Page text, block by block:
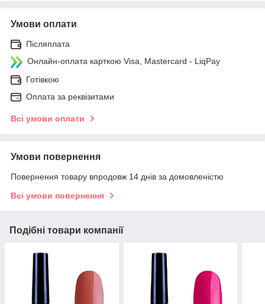
Умови оплати
Післяплата
Онлайн-оплата карткою Visa, Mastercard - LiqPay
Готівкою
Оплата за реквізитами
Всі умови оплати
Умови повернення
Повернення товару впродовж 14 днів за домовленістю
Всі умови повернення
Подібні товари компанії